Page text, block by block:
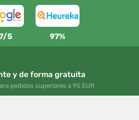
5 97%
y de forma gratuita
pedidos superiores a 95 EUR
gratuitos
cambiar su pedido en cualquier momento